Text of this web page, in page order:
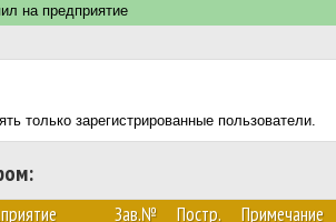
на предприятие
только зарегистрированные пользователи.
Зав.№ Постр. Примечание